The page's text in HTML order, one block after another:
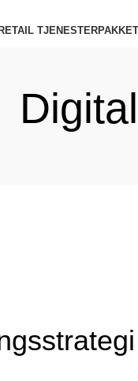
RETAIL TJENESTER